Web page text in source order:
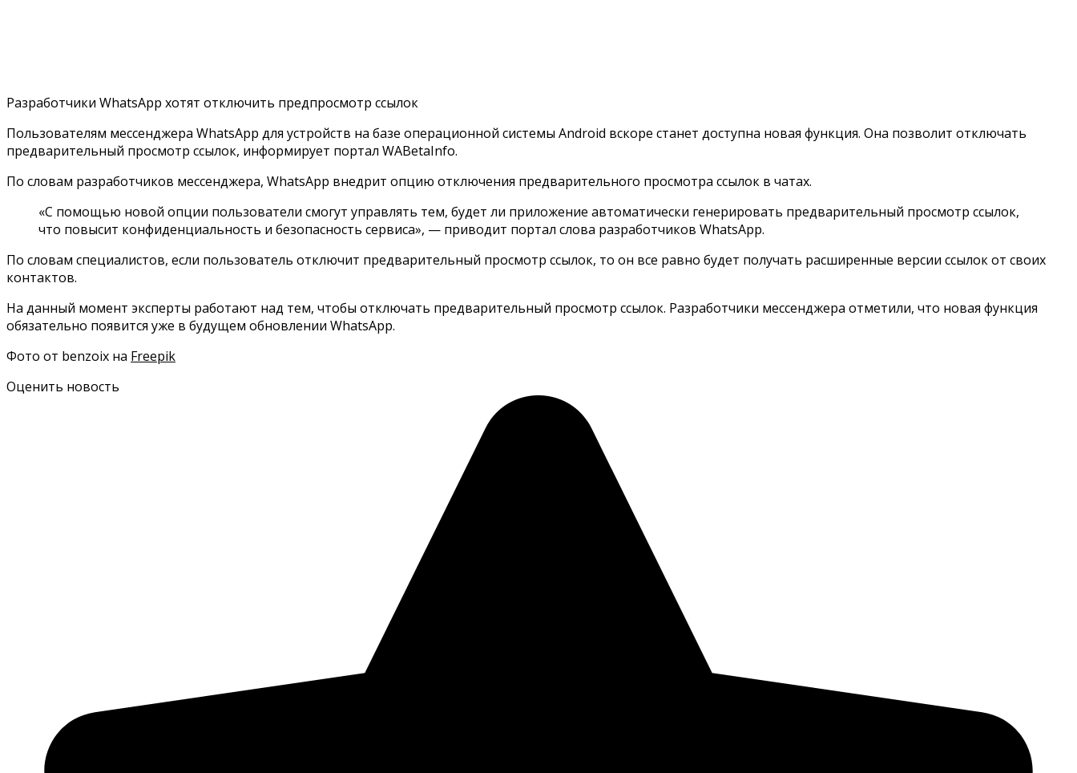
Разработчики WhatsApp хотят отключить предпросмотр ссылок
Пользователям мессенджера WhatsApp для устройств на базе операционной системы Android вскоре станет доступна новая функция. Она позволит отключать
предварительный просмотр ссылок, информирует портал WABetaInfo.
По словам разработчиков мессенджера, WhatsApp внедрит опцию отключения предварительного просмотра ссылок в чатах.
«С помощью новой опции пользователи смогут управлять тем, будет ли приложение автоматически генерировать предварительный просмотр ссылок,
что повысит конфиденциальность и безопасность сервиса», — приводит портал слова разработчиков WhatsApp.
По словам специалистов, если пользователь отключит предварительный просмотр ссылок, то он все равно будет получать расширенные версии ссылок от своих
контактов.
На данный момент эксперты работают над тем, чтобы отключать предварительный просмотр ссылок. Разработчики мессенджера отметили, что новая функция
обязательно появится уже в будущем обновлении WhatsApp.
Фото от benzoix на Freepik
Оценить новость